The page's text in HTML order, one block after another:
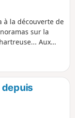
à la découverte de
sur la
Aux
ne manque que
depuis